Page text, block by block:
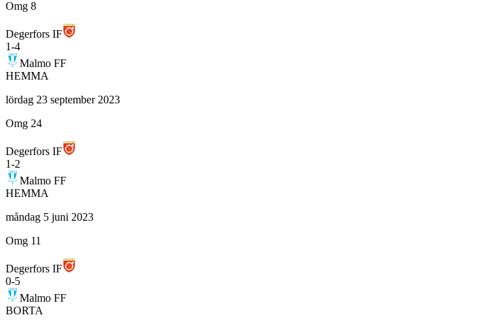
Omg 8
Degerfors IF
1-4
Malmo FF
HEMMA
lördag 23 september 2023
Omg 24
Degerfors IF
1-2
Malmo FF
HEMMA
måndag 5 juni 2023
Omg 11
Degerfors IF
0-5
Malmo FF
BORTA